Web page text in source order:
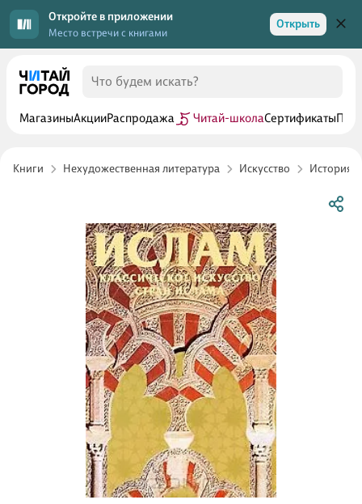
Откройте в приложении
Место встречи с книгами
Открыть
МагазиныАкцииРаспродажа Читай-школаСертификаты
Книги Нехудожественная литература Искусство История